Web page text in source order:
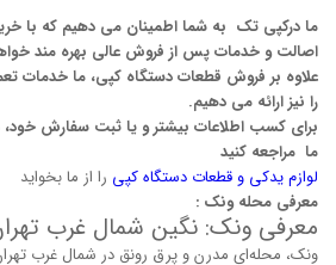
ما درکپی تک به شما اطمینان می دهیم که با خرید
اصالت و خدمات پس از فروش عالی بهره مند
علاوه بر فروش قطعات دستگاه کپی، ما خدمات
را نیز ارائه می دهیم.
برای کسب اطلاعات بیشتر و یا ثبت سفارش
ما مراجعه کنید
لوازم یدکی و قطعات دستگاه کپی را از ما بخواید
معرفی محله ونک :
معرفی ونک: نگین شمال غرب